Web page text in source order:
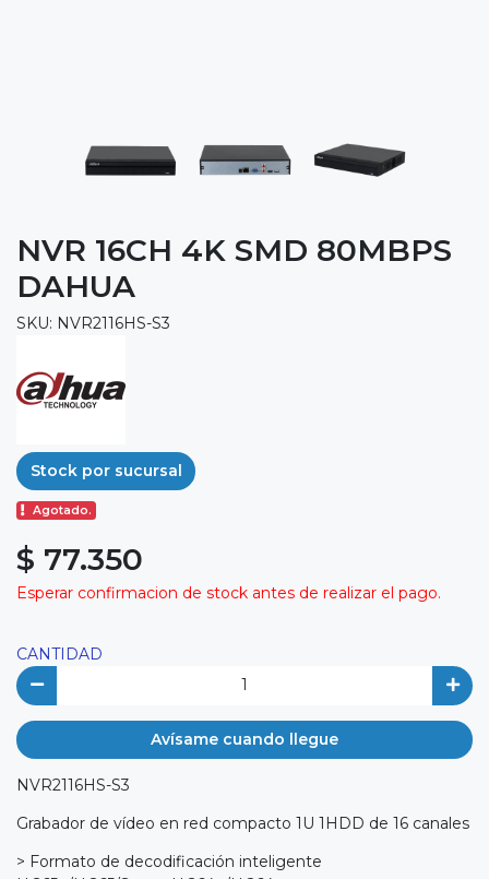
NVR 16CH 4K SMD 80MBPS
DAHUA
SKU: NVR2116HS-S3
Stock por sucursal
Agotado.
$ 77.350
Esperar confirmacion de stock antes de realizar el pago.
CANTIDAD
Avísame cuando llegue
NVR2116HS-S3
Grabador de vídeo en red compacto 1U 1HDD de 16 canales
> Formato de decodificación inteligente